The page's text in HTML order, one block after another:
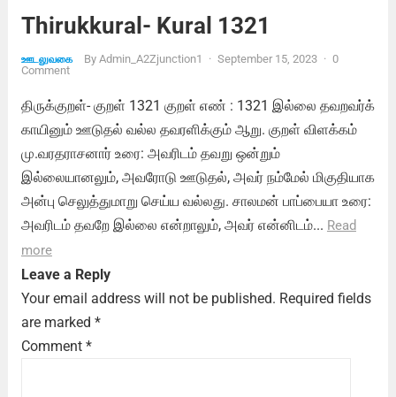
Thirukkural- Kural 1321
ஊடலுவகை By Admin_A2Zjunction1 · September 15, 2023 · 0
Comment
திருக்குறள்- குறள் 1321 குறள் எண் : 1321 இல்லை தவறவர்க்
காயினும் ஊடுதல் வல்ல தவரளிக்கும் ஆறு. குறள் விளக்கம்
மு.வரதராசனார் உரை: அவரிடம் தவறு ஒன்றும்
இல்லையானலும், அவரோடு ஊடுதல், அவர் நம்மேல் மிகுதியாக
அன்பு செலுத்துமாறு செய்ய வல்லது. சாலமன் பாப்பையா உரை:
அவரிடம் தவறே இல்லை என்றாலும், அவர் என்னிடம்... Read
more
Leave a Reply
Your email address will not be published. Required fields
are marked *
Comment *